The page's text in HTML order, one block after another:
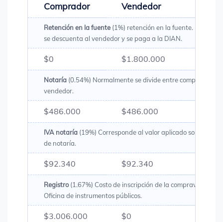
Comprador Vendedor
Retención en la fuente (1%) retención en la fuente. Es un
se descuenta al vendedor y se paga a la DIAN.
$0 $1.800.000
Notaría (0.54%) Normalmente se divide entre comprador y
vendedor.
$486.000 $486.000
IVA notaría (19%) Corresponde al valor aplicado sobre los
de notaría.
$92.340 $92.340
Registro(1.67%) Costo de inscripción de la compraventa en
Oficina de instrumentos públicos.
$3.006.000 $0